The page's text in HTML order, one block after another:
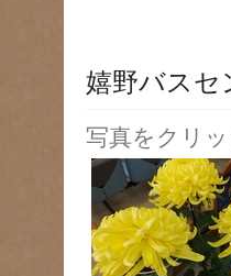
嬉野バスセ
写真をクリ